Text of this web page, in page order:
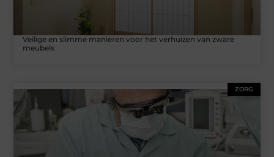
Veilige en slimme manieren voor het verhuizen van zware
meubels
ZORG